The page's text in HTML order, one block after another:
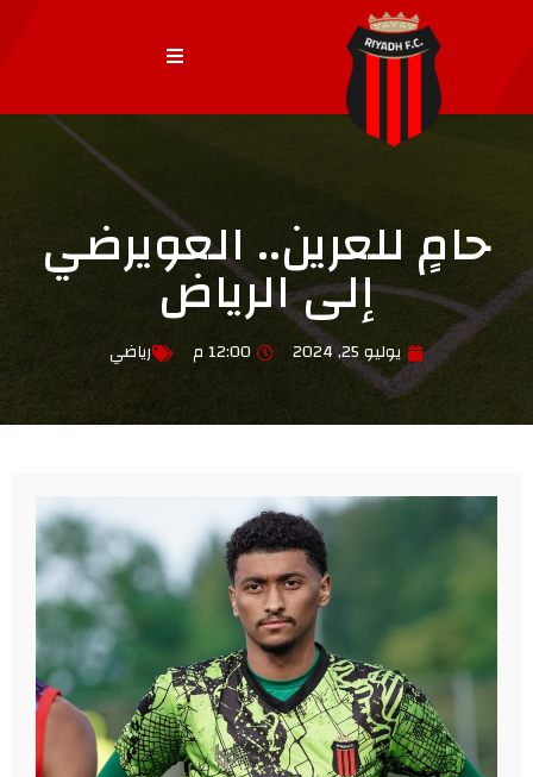
حامٍ للعرين.. العويرضي
إلى الرياض
يوليو 25, 2024 12:00 م رياضي